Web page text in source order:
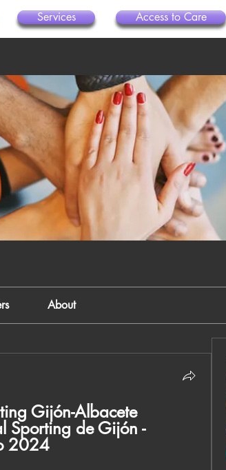
Services Access to Care
About
Gijón-Albacete
Sporting de Gijón -
2024